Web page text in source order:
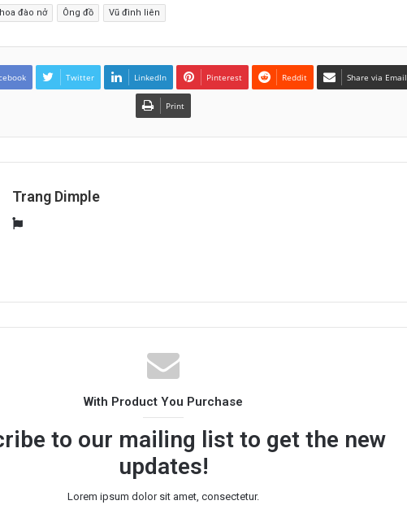
đào nở Ông đồ Vũ đình liên
Twitter LinkedIn Pinterest Reddit Share via Email
Print
Trang Dimple
e
With Product You Purchase
to our mailing list to get the new
updates!
Lorem ipsum dolor sit amet, consectetur.